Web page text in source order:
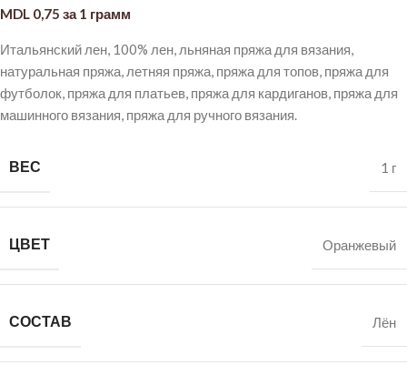
MDL 0,75 за 1 грамм
Итальянский лен, 100% лен, льняная пряжа для вязания,
натуральная пряжа, летняя пряжа, пряжа для топов, пряжа для
футболок, пряжа для платьев, пряжа для кардиганов, пряжа для
машинного вязания, пряжа для ручного вязания.
ВЕС 1 г
ЦВЕТ Оранжевый
СОСТАВ Лён